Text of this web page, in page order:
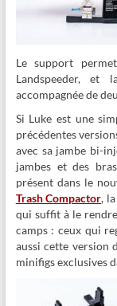
Le support
Landspeeder, et
accompagnée de
Si Luke est une
précédentes
avec sa jambe bi-
jambes et des
présent dans le
Trash Compactor,
qui suffit à le
camps : ceux qui
aussi cette version
minifigs exclusives